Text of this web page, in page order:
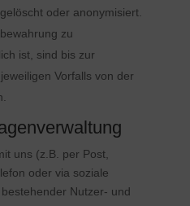
oder anonymisiert.
zu
ist, sind bis zur
Vorfalls von der
uns (z.B. per Post,
oder via soziale
Nutzer- und